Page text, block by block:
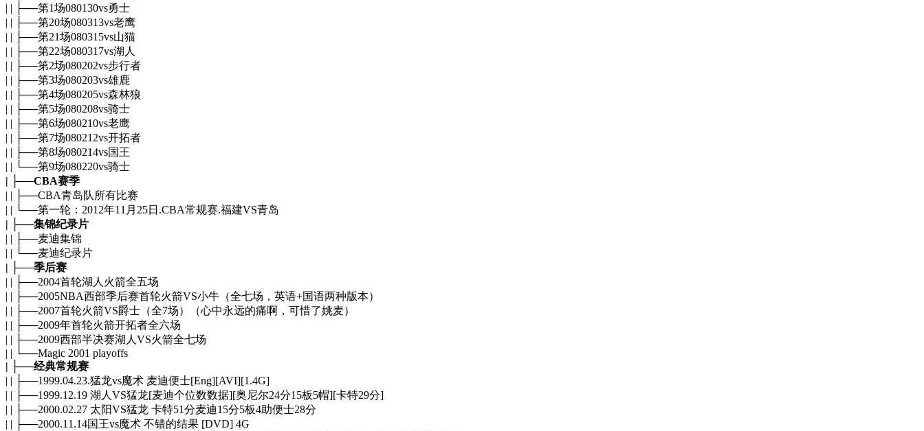
| | ├──第1场080130vs勇士
| | ├──第20场080313vs老鹰
| | ├──第21场080315vs山猫
| | ├──第22场080317vs湖人
| | ├──第2场080202vs步行者
| | ├──第3场080203vs雄鹿
| | ├──第4场080205vs森林狼
| | ├──第5场080208vs骑士
| | ├──第6场080210vs老鹰
| | ├──第7场080212vs开拓者
| | ├──第8场080214vs国王
| | └──第9场080220vs骑士
| ├──CBA赛季
| | ├──CBA青岛队所有比赛
| | └──第一轮：2012年11月25日.CBA常规赛.福建VS青岛
| ├──集锦纪录片
| | ├──麦迪集锦
| | └──麦迪纪录片
| ├──季后赛
| | ├──2004首轮湖人火箭全五场
| | ├──2005NBA西部季后赛首轮火箭VS小牛（全七场，英语+国语两种版本）
| | ├──2007首轮火箭VS爵士（全7场）（心中永远的痛啊，可惜了姚麦）
| | ├──2009年首轮火箭开拓者全六场
| | ├──2009西部半决赛湖人VS火箭全七场
| | └──Magic 2001 playoffs
| ├──经典常规赛
| | ├──1999.04.23.猛龙vs魔术 麦迪便士[Eng][AVI][1.4G]
| | ├──1999.12.19 湖人VS猛龙[麦迪个位数数据][奥尼尔24分15板5帽][卡特29分]
| | ├──2000.02.27 太阳VS猛龙 卡特51分麦迪15分5板4助便士28分
| | ├──2000.11.14国王vs魔术 不错的结果 [DVD] 4G